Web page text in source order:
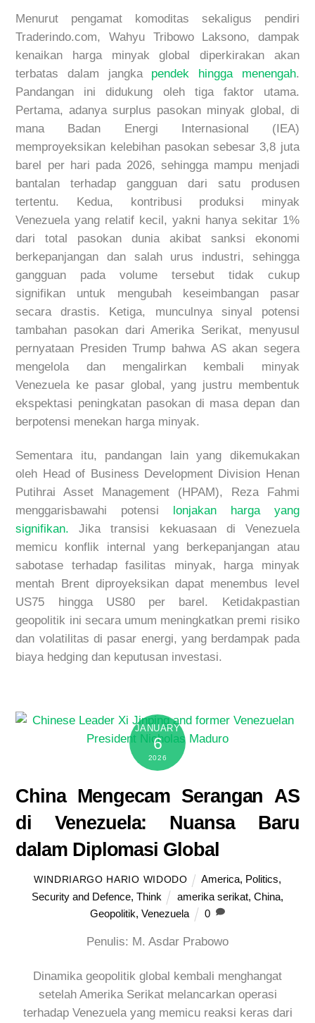
Menurut pengamat komoditas sekaligus pendiri
Traderindo.com, Wahyu Tribowo Laksono, dampak
kenaikan harga minyak global diperkirakan akan
terbatas dalam jangka pendek hingga menengah.
Pandangan ini didukung oleh tiga faktor utama.
Pertama, adanya surplus pasokan minyak global, di
mana Badan Energi Internasional (IEA)
memproyeksikan kelebihan pasokan sebesar 3,8 juta
barel per hari pada 2026, sehingga mampu menjadi
bantalan terhadap gangguan dari satu produsen
tertentu. Kedua, kontribusi produksi minyak
Venezuela yang relatif kecil, yakni hanya sekitar 1%
dari total pasokan dunia akibat sanksi ekonomi
berkepanjangan dan salah urus industri, sehingga
gangguan pada volume tersebut tidak cukup
signifikan untuk mengubah keseimbangan pasar
secara drastis. Ketiga, munculnya sinyal potensi
tambahan pasokan dari Amerika Serikat, menyusul
pernyataan Presiden Trump bahwa AS akan segera
mengelola dan mengalirkan kembali minyak
Venezuela ke pasar global, yang justru membentuk
ekspektasi peningkatan pasokan di masa depan dan
berpotensi menekan harga minyak.
Sementara itu, pandangan lain yang dikemukakan
oleh Head of Business Development Division Henan
Putihrai Asset Management (HPAM), Reza Fahmi
menggarisbawahi potensi
lonjakan harga yang
signifikan. Jika transisi kekuasaan di Venezuela
memicu konflik internal yang berkepanjangan atau
sabotase terhadap fasilitas minyak, harga minyak
mentah Brent diproyeksikan dapat menembus level
US75 hingga US80 per barel. Ketidakpastian
geopolitik ini secara umum meningkatkan premi risiko
dan volatilitas di pasar energi, yang berdampak pada
biaya hedging dan keputusan investasi.
JANUARY
6
2026
China Mengecam Serangan AS
di Venezuela: Nuansa Baru
dalam Diplomasi Global
WINDRIARGO HARIO WIDODO America, Politics,
Security and Defence, Think amerika serikat,China,
Geopolitik,Venezuela 0
Penulis: M. Asdar Prabowo
Dinamika geopolitik global kembali menghangat
setelah Amerika Serikat melancarkan operasi
terhadap Venezuela yang memicu reaksi keras dari